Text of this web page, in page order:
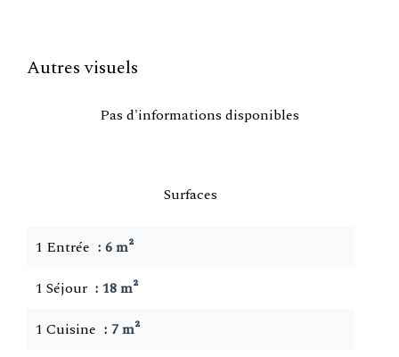
Autres visuels
Pas d'informations disponibles
Surfaces
1 Entrée
6 m²
1 Séjour
18 m²
1 Cuisine
7 m²